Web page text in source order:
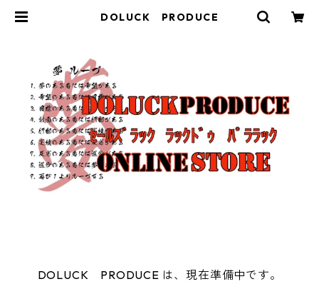
DOLUCK PRODUCE
DOLUCK PRODUCE は、現在準備中です。